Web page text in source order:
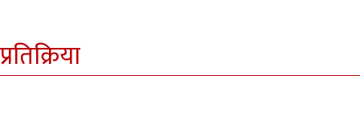
प्रतिक्रिया